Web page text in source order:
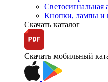
Кнопки, лампы и
Скачать каталог
Скачать мобильный